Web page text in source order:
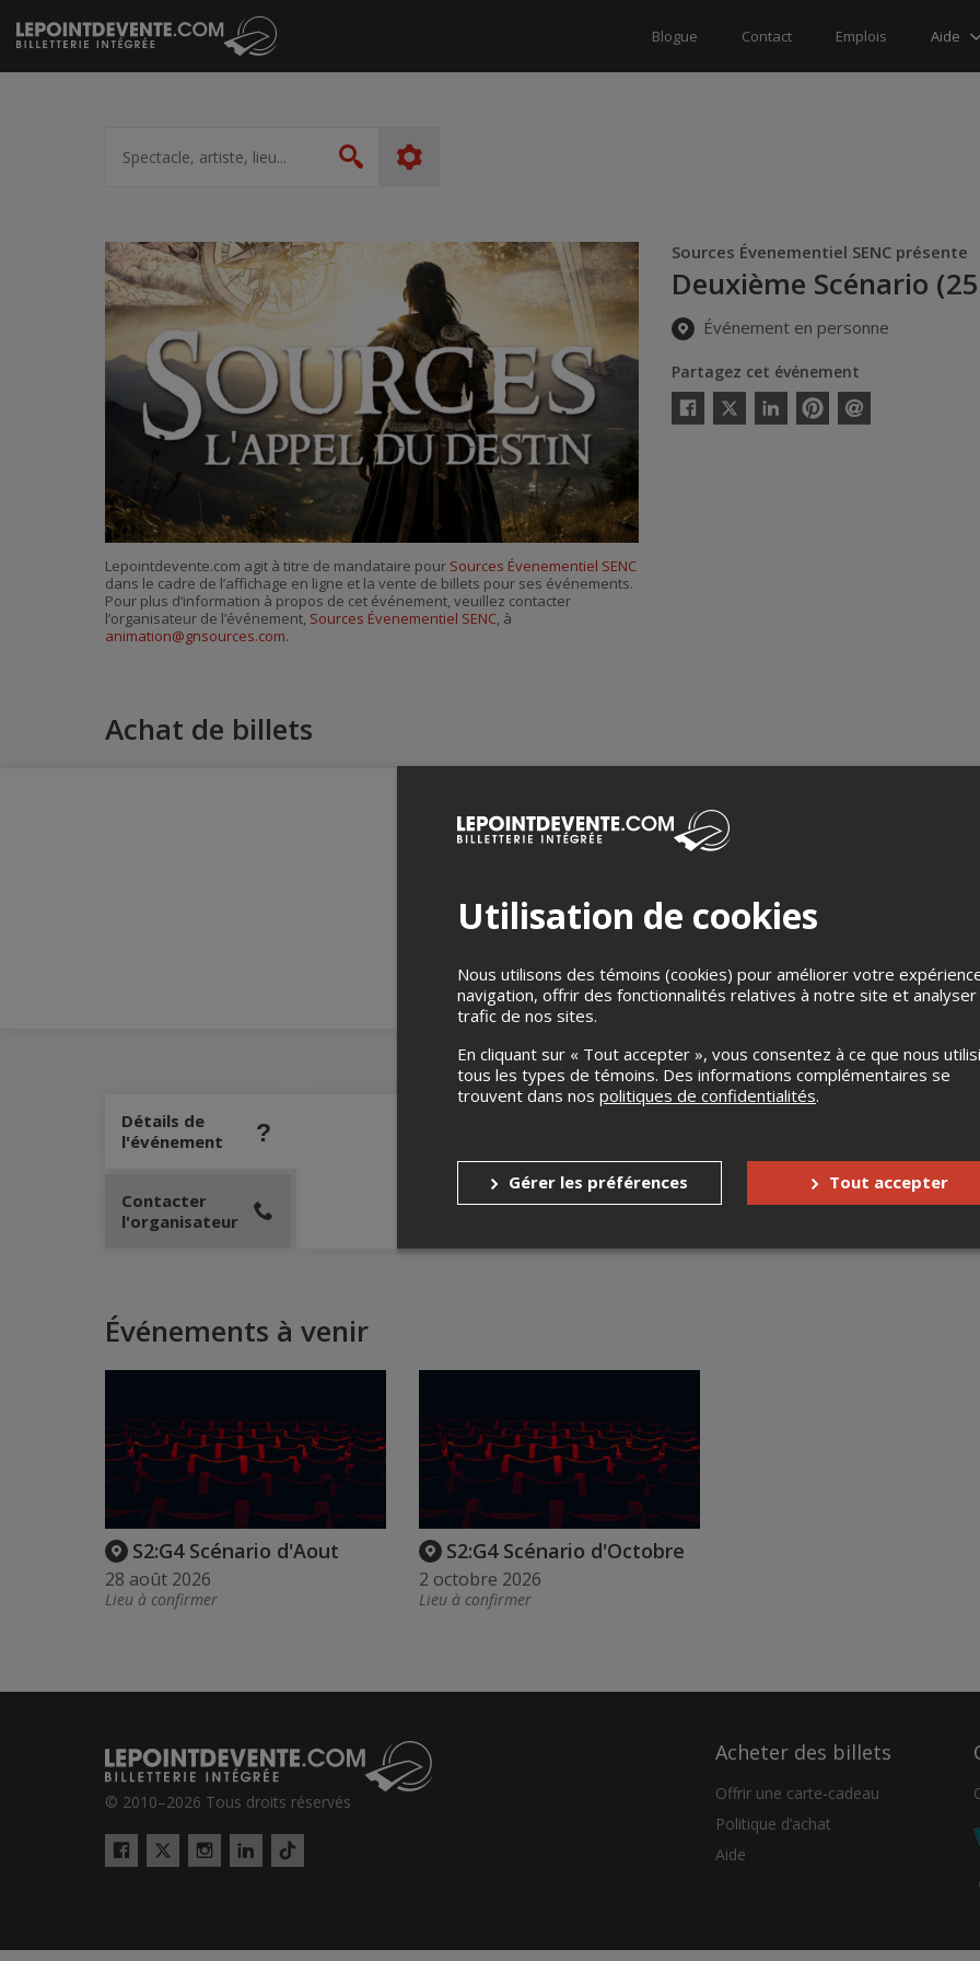
Passer
au
contenu
Blogue Contact Emplois Aide
artiste,
lieu...
Rechercher
Sources Évenementiel SENC présente
Deuxième Scénario
Événement en personne
Partagez cet événement
Facebook
Twitter
LinkedinPinterestEnvoyer
Lepointdevente.com agit à titre de mandataire pour Sources Évenementiel SENC
dans le cadre de l’affichage en ligne et la vente de billets pour ses événements.
Pour plus d’information à propos de cet événement, veuillez contacter
l’organisateur de l’événement, Sources Évenementiel SENC, à
animation@gnsources.com.
Achat de billets
Détails de
l'événement
Contacter
l'organisateur
Événements à venir
S2:G4 Scénario d'Aout
28 août 2026
Lieu à confirmer
S2:G4 Scénario d'Octobre
2 octobre 2026
Lieu à confirmer
© 2010–2026 Tous droits réservés
Facebook
Twitter
InstagramLinkedIn
Tiktok
Acheter des billets
Offrir une carte-cadeau
Politique d’achat
Aide
Utilisation de cookies
Nous utilisons des témoins (cookies) pour améliorer votre
navigation, offrir des fonctionnalités relatives à notre site et analyser
trafic de nos sites.
En cliquant sur « Tout accepter », vous consentez à ce que nous
tous les types de témoins. Des informations complémentaires se
trouvent dans nos politiques de confidentialités.
Gérer les préférences Tout accepter